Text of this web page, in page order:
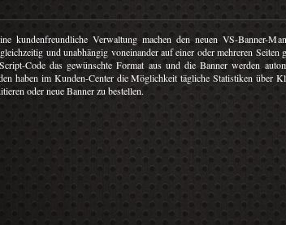
kundenfreundliche Verwaltung machen den neuen VS-Banner-
und unabhängig voneinander auf einer oder mehreren Seiten
Code das gewünschte Format aus und die Banner werden
haben im Kunden-Center die Möglichkeit tägliche Statistiken über
oder neue Banner zu bestellen.